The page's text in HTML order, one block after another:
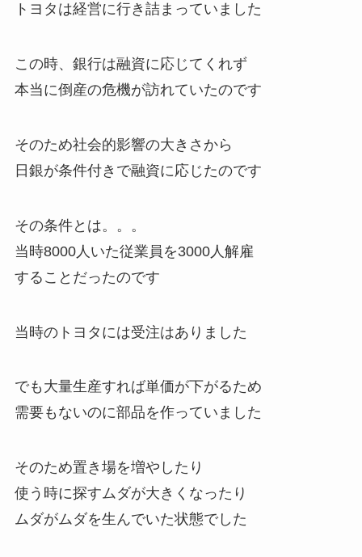
トヨタは経営に行き詰まっていました
この時、銀行は融資に応じてくれず
本当に倒産の危機が訪れていたのです
そのため社会的影響の大きさから
日銀が条件付きで融資に応じたのです
その条件とは。。。
当時8000人いた従業員を3000人解雇
することだったのです
当時のトヨタには受注はありました
でも大量生産すれば単価が下がるため
需要もないのに部品を作っていました
そのため置き場を増やしたり
使う時に探すムダが大きくなったり
ムダがムダを生んでいた状態でした